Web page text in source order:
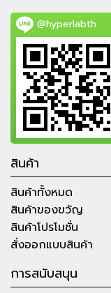
@hyperlabth
สินค้า
สินค้าทั้งหมด
สินค้าของขวัญ
สินค้าโปรโมชั่น
สั่งออกแบบสินค้า
การสนับสนุน